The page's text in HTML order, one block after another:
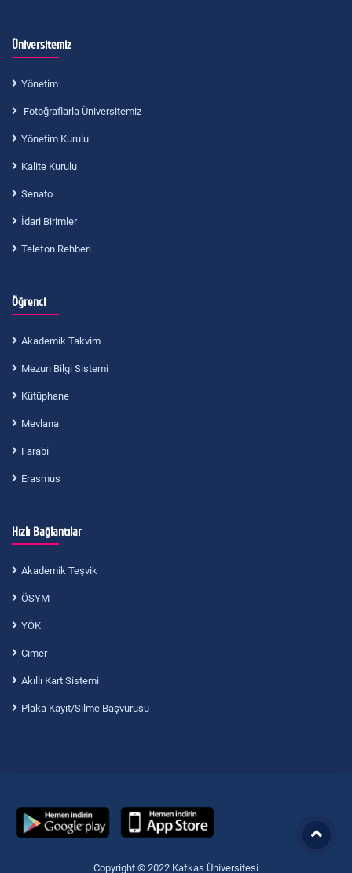
Üniversitemiz
Yönetim
Fotoğraflarla Üniversitemiz
Yönetim Kurulu
Kalite Kurulu
Senato
İdari Birimler
Telefon Rehberi
Öğrenci
Akademik Takvim
Mezun Bilgi Sistemi
Kütüphane
Mevlana
Farabi
Erasmus
Hızlı Bağlantılar
Akademik Teşvik
ÖSYM
YÖK
Cimer
Akıllı Kart Sistemi
Plaka Kayıt/Silme Başvurusu
Copyright © 2022 Kafkas Üniversitesi